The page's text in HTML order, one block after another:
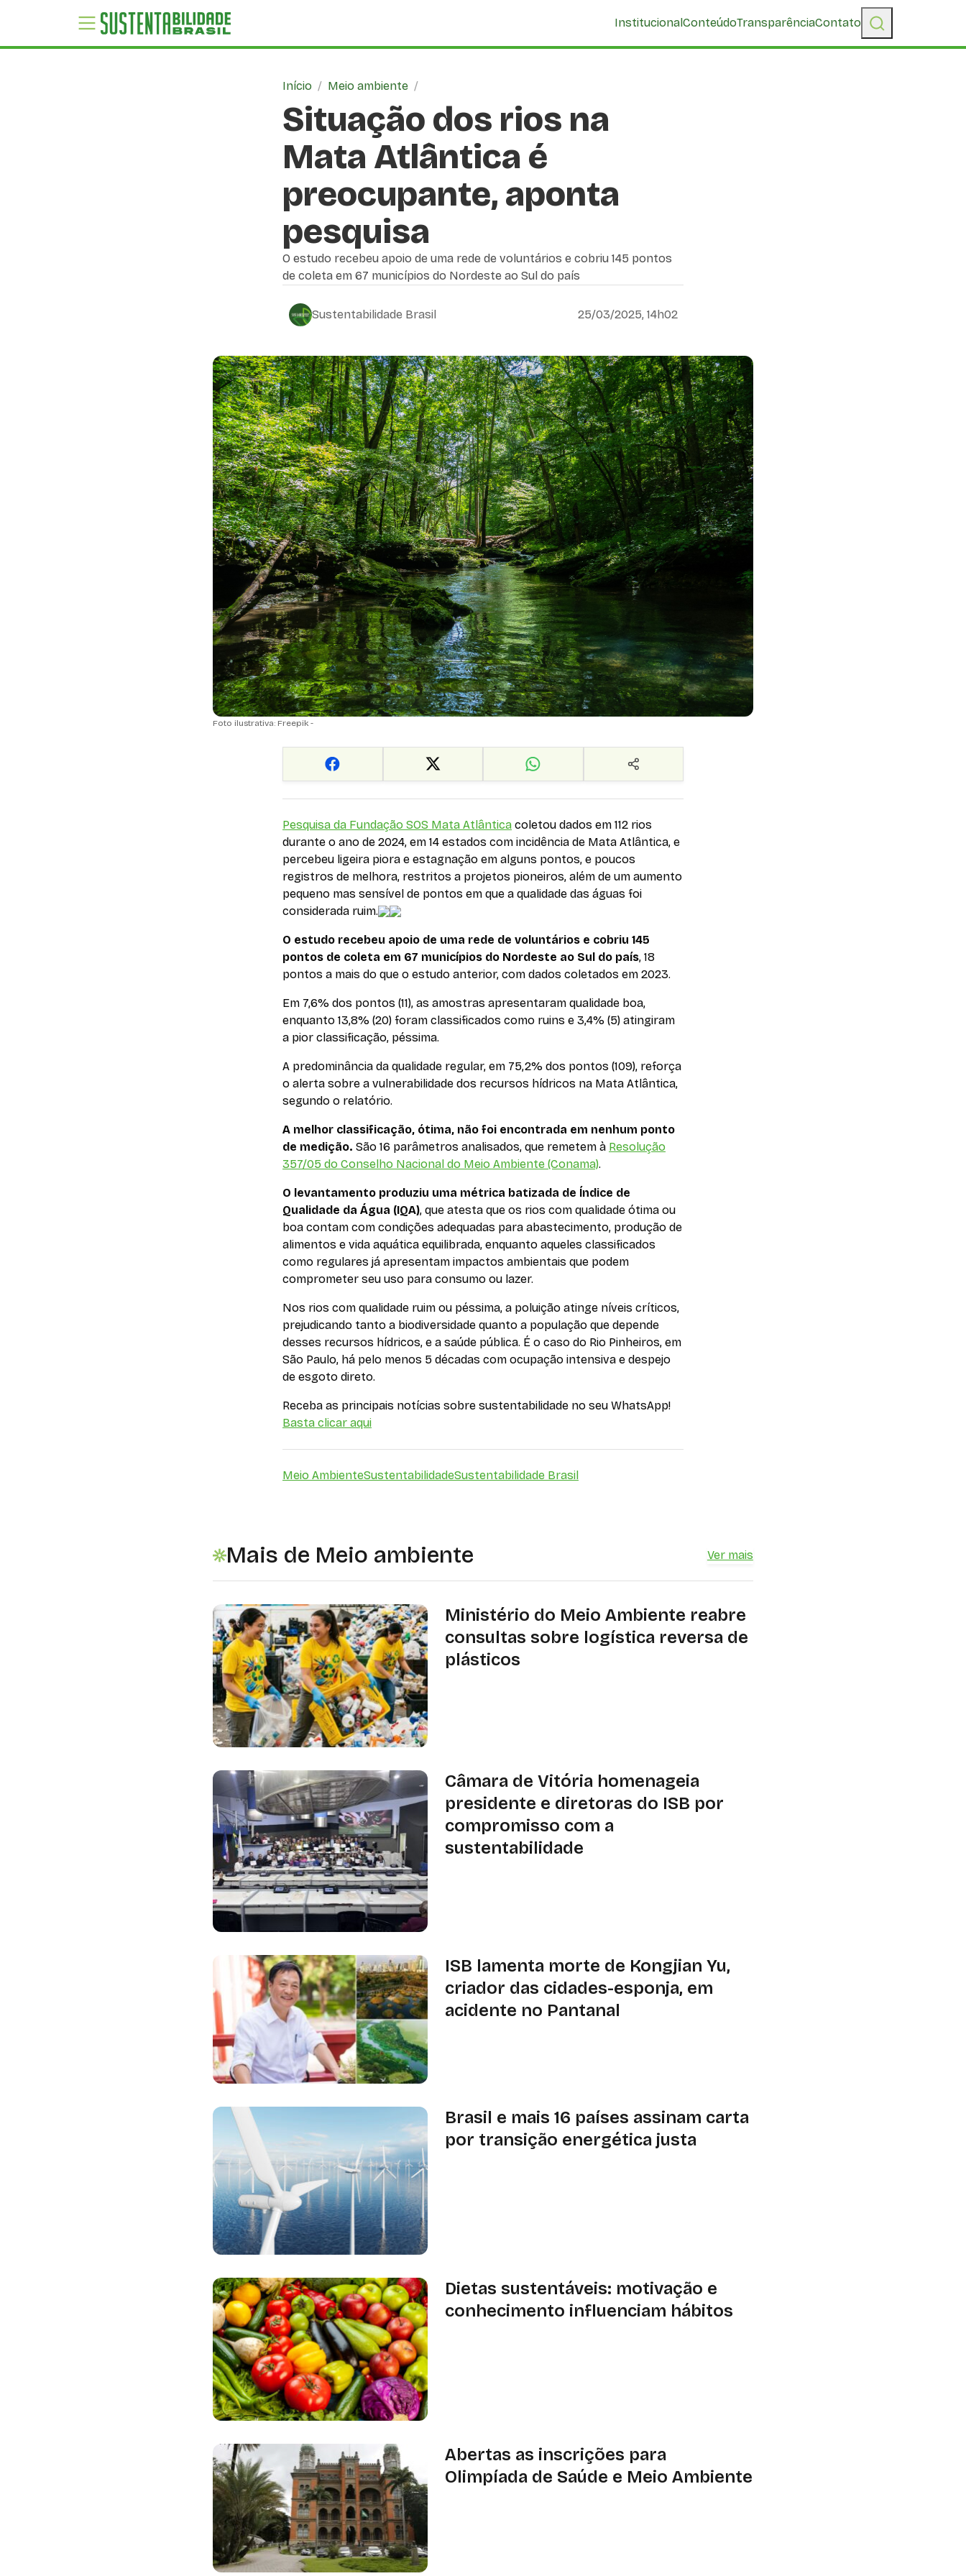
InstitucionalConteúdoTransparênciaContato
Início / Meio ambiente /
Situação dos rios na
Mata Atlântica é
preocupante, aponta
pesquisa
O estudo recebeu apoio de uma rede de voluntários e cobriu 145 pontos
de coleta em 67 municípios do Nordeste ao Sul do país
Sustentabilidade Brasil 25/03/2025, 14h02
Foto ilustrativa: Freepik -
Pesquisa da Fundação SOS Mata Atlântica coletou dados em 112 rios
durante o ano de 2024, em 14 estados com incidência de Mata Atlântica, e
percebeu ligeira piora e estagnação em alguns pontos, e poucos
registros de melhora, restritos a projetos pioneiros, além de um aumento
pequeno mas sensível de pontos em que a qualidade das águas foi
considerada ruim.
O estudo recebeu apoio de uma rede de voluntários e cobriu 145
pontos de coleta em 67 municípios do Nordeste ao Sul do país, 18
pontos a mais do que o estudo anterior, com dados coletados em 2023.
Em 7,6% dos pontos (11), as amostras apresentaram qualidade boa,
enquanto 13,8% (20) foram classificados como ruins e 3,4% (5) atingiram
a pior classificação, péssima.
A predominância da qualidade regular, em 75,2% dos pontos (109), reforça
o alerta sobre a vulnerabilidade dos recursos hídricos na Mata Atlântica,
segundo o relatório.
A melhor classificação, ótima, não foi encontrada em nenhum ponto
de medição. São 16 parâmetros analisados, que remetem à Resolução
357/05 do Conselho Nacional do Meio Ambiente (Conama).
O levantamento produziu uma métrica batizada de Índice de
Qualidade da Água (IQA), que atesta que os rios com qualidade ótima ou
boa contam com condições adequadas para abastecimento, produção de
alimentos e vida aquática equilibrada, enquanto aqueles classificados
como regulares já apresentam impactos ambientais que podem
comprometer seu uso para consumo ou lazer.
Nos rios com qualidade ruim ou péssima, a poluição atinge níveis críticos,
prejudicando tanto a biodiversidade quanto a população que depende
desses recursos hídricos, e a saúde pública. É o caso do Rio Pinheiros, em
São Paulo, há pelo menos 5 décadas com ocupação intensiva e despejo
de esgoto direto.
Receba as principais notícias sobre sustentabilidade no seu WhatsApp!
Basta clicar aqui
Meio AmbienteSustentabilidadeSustentabilidade Brasil
Mais de Meio ambiente Ver mais
Ministério do Meio Ambiente reabre
consultas sobre logística reversa de
plásticos
Câmara de Vitória homenageia
presidente e diretoras do ISB por
compromisso com a
sustentabilidade
ISB lamenta morte de Kongjian Yu,
criador das cidades-esponja, em
acidente no Pantanal
Brasil e mais 16 países assinam carta
por transição energética justa
Dietas sustentáveis: motivação e
conhecimento influenciam hábitos
Abertas as inscrições para
Olimpíada de Saúde e Meio Ambiente